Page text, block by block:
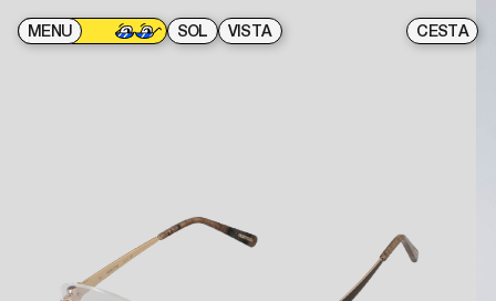
MENU SOL VISTA CESTA